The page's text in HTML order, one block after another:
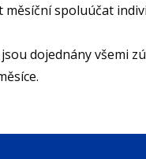
spoluúčat
dojednány všemi